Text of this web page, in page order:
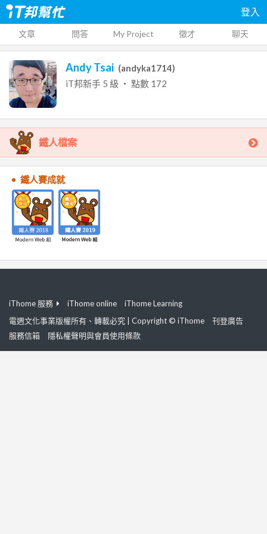
登入
文章 問答 My Project 徵才 聊天
Andy Tsai (andyka1714)
iT邦新手 5 級 ‧ 點數 172
鐵人檔案
鐵人賽成就
iThome 服務 iThome online
iThome Learning
電週文化事業版權所有、轉載必究 | Copyright © iThome
刊登廣告
服務信箱
隱私權聲明與會員使用條款